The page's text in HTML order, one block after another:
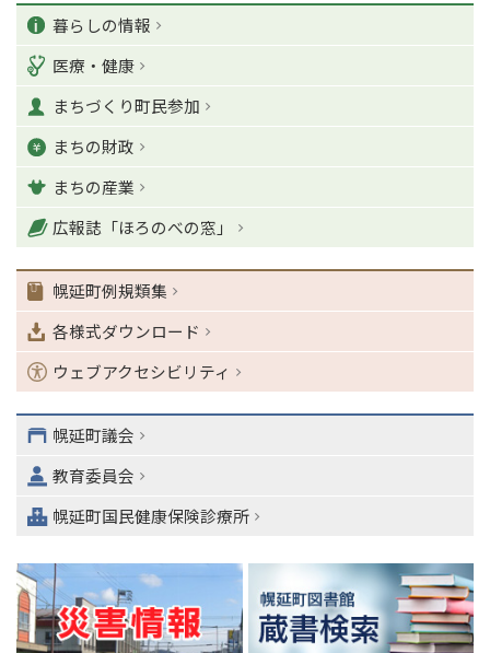
カ
テ
ゴ
リ
ー
暮らしの情報
医療・健康
まちづくり町民参加
まちの財政
まちの産業
広報誌「ほろのべの窓」
幌延町例規類集
各様式ダウンロード
ウェブアクセシビリティ
幌延町議会
教育委員会
幌延町国民健康保険診療所